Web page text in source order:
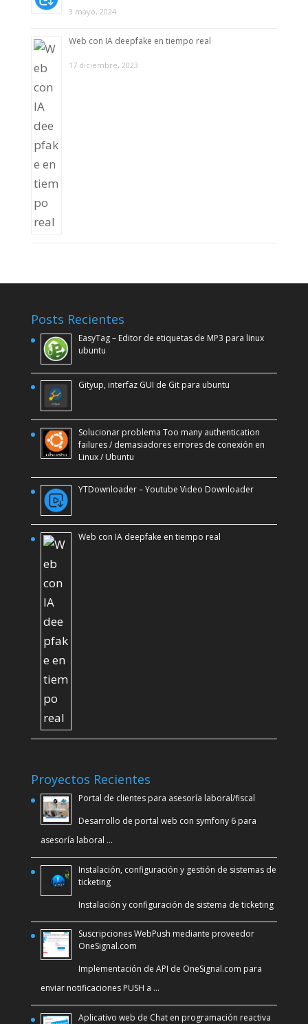
3 mayo, 2024
Web con IA deepfake en tiempo real
17 diciembre, 2023
Posts Recientes
EasyTag – Editor de etiquetas de MP3 para linux
ubuntu
Gityup, interfaz GUI de Git para ubuntu
Solucionar problema Too many authentication
failures / demasiadores errores de conexión en
Linux / Ubuntu
YTDownloader – Youtube Video Downloader
Web con IA deepfake en tiempo real
Proyectos Recientes
Portal de clientes para asesoría laboral/fiscal
Desarrollo de portal web con symfony 6 para
asesoría laboral …
Instalación, configuración y gestión de sistemas de
ticketing
Instalación y configuración de sistema de ticketing
Suscripciones WebPush mediante proveedor
OneSignal.com
Implementación de API de OneSignal.com para
enviar notificaciones PUSH a …
Aplicativo web de Chat en programación reactiva